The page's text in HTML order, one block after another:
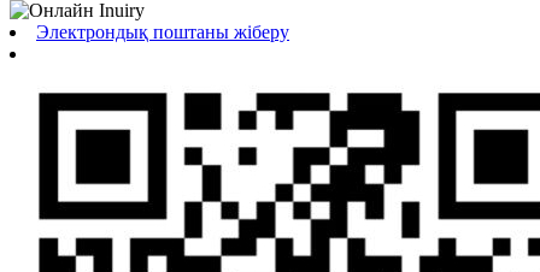
Электрондық поштаны жіберу